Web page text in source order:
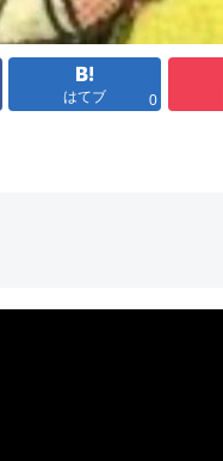
はてブ 0